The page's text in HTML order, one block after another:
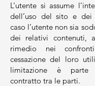
L’utente si assume
dell’uso del sito e
caso l’utente non sia
dei relativi contenuti,
rimedio nei
cessazione del loro
limitazione è parte
contratto tra le parti.